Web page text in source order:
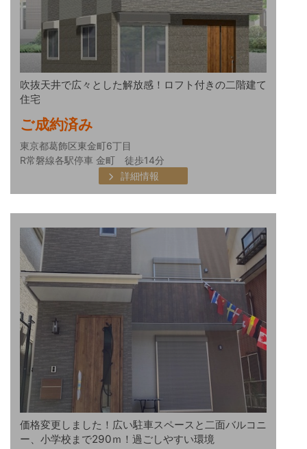
吹抜天井で広々とした解放感！ロフト付きの二階建て
住宅
ご成約済み
東京都葛飾区東金町6丁目
R常磐線各駅停車 金町 徒歩14分
詳細情報
価格変更しました！広い駐車スペースと二面バルコニ
ー、小学校まで290ｍ！過ごしやすい環境